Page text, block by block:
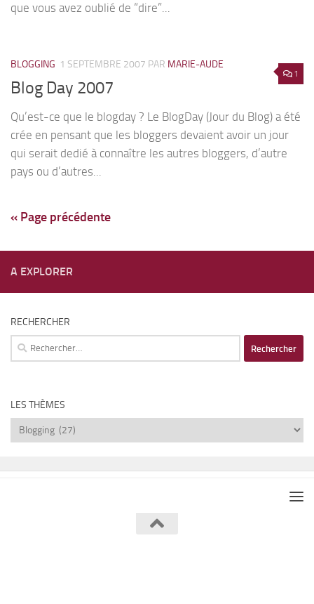
que vous avez oublié de “dire”...
1
BLOGGING 1 SEPTEMBRE 2007 PAR MARIE-AUDE
Blog Day 2007
Qu’est-ce que le blogday ? Le BlogDay (Jour du Blog) a été
crée en pensant que les bloggers devaient avoir un jour
qui serait dedié à connaître les autres bloggers, d’autre
pays ou d’autres...
« Page précédente
A EXPLORER
RECHERCHER
Rechercher :
LES THÈMES
Les
thèmes